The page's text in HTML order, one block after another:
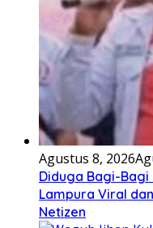
Agustus 8, 2026
Diduga Bagi-Bagi
Lampura Viral
Netizen